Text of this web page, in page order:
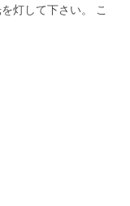
灯して下さい。 こ